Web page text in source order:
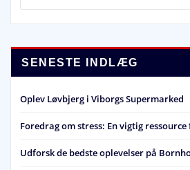
SENESTE INDLÆG
Oplev Løvbjerg i Viborgs Supermarked
Foredrag om stress: En vigtig
Udforsk de bedste oplevelser på